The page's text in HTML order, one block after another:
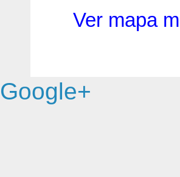
Ver mapa
Google+